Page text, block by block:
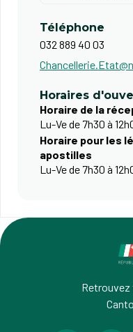
Téléphone
032 889 40 03
Horaires
Horaire de la
Lu-Ve de 7h30 à
Horaire pour les
apostilles
Lu-Ve de 7h30 à
Retrouvez